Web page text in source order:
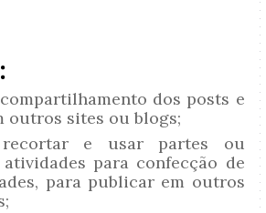
dos posts e
outros sites ou blogs;
e usar partes ou
para confecção de
para publicar em outros